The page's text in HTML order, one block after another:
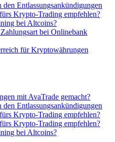
Entlassungsankündigungen
Krypto-Trading empfehlen?
bei Altcoins?
bei Onlinebank
für Kryptowährungen
mit AvaTrade gemacht?
Entlassungsankündigungen
Krypto-Trading empfehlen?
Krypto-Trading empfehlen?
bei Altcoins?